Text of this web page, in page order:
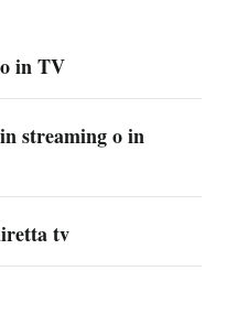
in TV
streaming o in
tv